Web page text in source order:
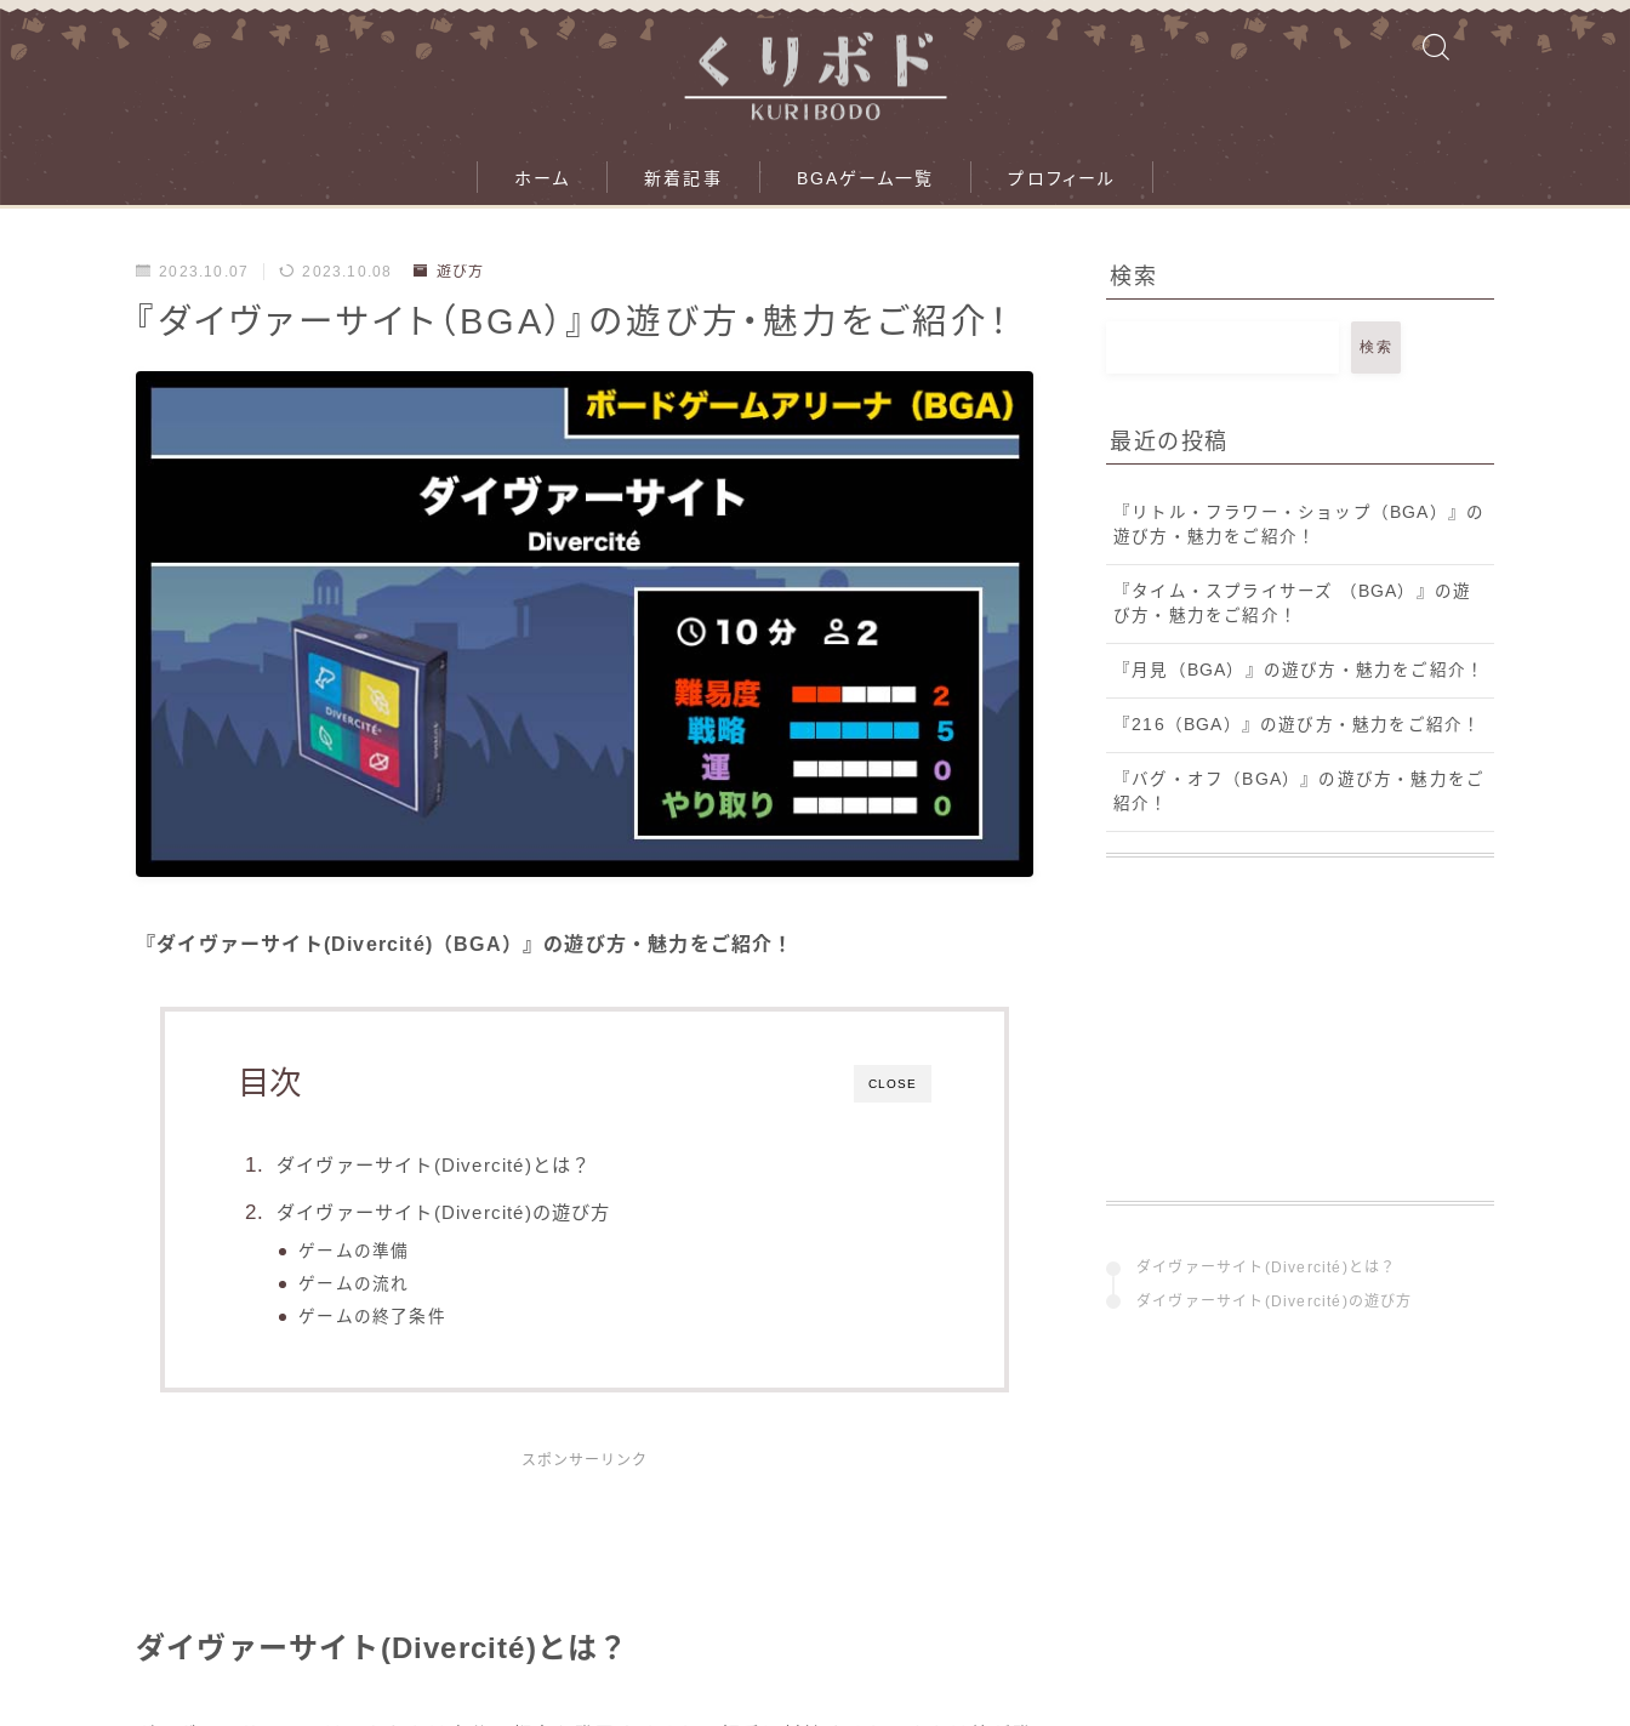
ホーム 新着記事 BGAゲーム一覧 プロフィール
2023.10.07 2023.10.08 遊び方
『ダイヴァーサイト（BGA）』の遊び方・魅力をご紹介！
『ダイヴァーサイト(Divercité)（BGA）』の遊び方・魅力をご紹介！
CLOSE
目次
ダイヴァーサイト(Divercité)とは？
ダイヴァーサイト(Divercité)の遊び方
ゲームの準備
ゲームの流れ
ゲームの終了条件
スポンサーリンク
ダイヴァーサイト(Divercité)とは？
検索
検索
最近の投稿
『リトル・フラワー・ショップ（BGA）』の
遊び方・魅力をご紹介！
『タイム・スプライサーズ （BGA）』の遊
び方・魅力をご紹介！
『月見（BGA）』の遊び方・魅力をご紹介！
『216（BGA）』の遊び方・魅力をご紹介！
『バグ・オフ（BGA）』の遊び方・魅力をご
紹介！
ダイヴァーサイト(Divercité)とは？
ダイヴァーサイト(Divercité)の遊び方